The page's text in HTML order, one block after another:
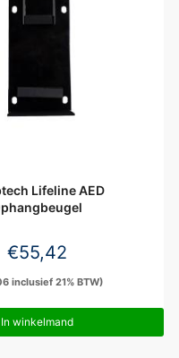
Lifeline AED
€55,42
inclusief 21% BTW)
In winkelmand